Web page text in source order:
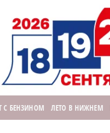
С БЕНЗИНОМ ЛЕТО В НИЖНЕМ